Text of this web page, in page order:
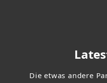
Die etwas andere